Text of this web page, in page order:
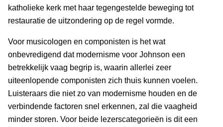
katholieke kerk met haar tegengestelde beweging tot
restauratie de uitzondering op de regel vormde.
Voor musicologen en componisten is het wat
onbevredigend dat modernisme voor Johnson een
betrekkelijk vaag begrip is, waarin allerlei zeer
uiteenlopende componisten zich thuis kunnen voelen.
Luisteraars die niet zo van modernisme houden en de
verbindende factoren snel erkennen, zal die vaagheid
minder storen. Voor beide lezerscategorieën is dit een